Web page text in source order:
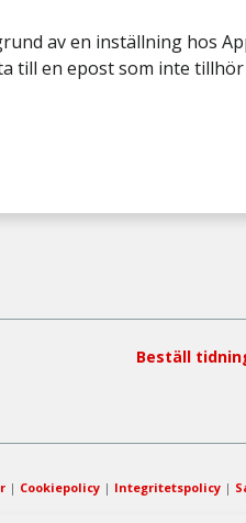
av en inställning hos
till en epost som inte
Beställ
| Cookiepolicy | Integritetspolicy |